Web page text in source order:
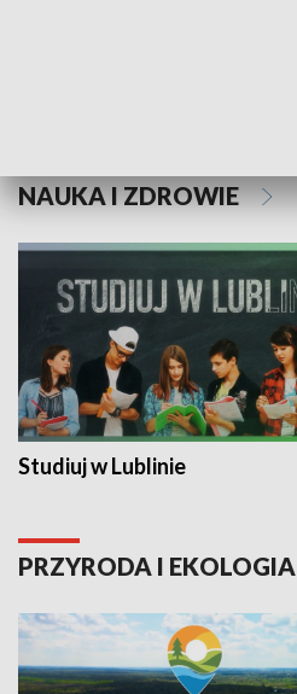
NAUKA I ZDROWIE
Studiuj w Lublinie
PRZYRODA I EKOLOGIA